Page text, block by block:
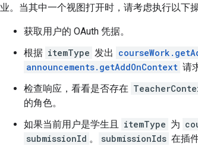
业。当其中一个视图打开时，请考虑执行以下
获取用户的 OAuth 凭据。
根据 itemType 发出
announcements.getAddOnContext 请
检查响应，看看是否存在
的角色。
如果当前用户是学生且
itemType 为
submissionId 。 submissionIds 在插